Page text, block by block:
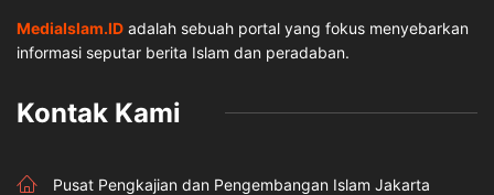
MediaIslam.ID adalah sebuah portal yang fokus menyebarkan
informasi seputar berita Islam dan peradaban.
Kontak Kami
Pusat Pengkajian dan Pengembangan Islam Jakarta